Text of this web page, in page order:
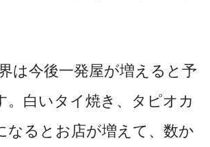
は今後一発屋が増えると予
。白いタイ焼き、タピオカ
なるとお店が増えて、数か